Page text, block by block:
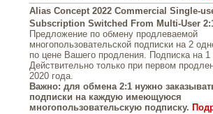
Alias Concept 2022 Commercial Single-
Subscription Switched From Multi-User
Предложение по обмену продлеваемой
многопользовательской подписки на 2
по цене Вашего продления. Подписка на 1
Действительно только при первом
2020 года.
Важно: для обмена 2:1 нужно
подписки на каждую имеющуюся
многопользовательскую подписку.